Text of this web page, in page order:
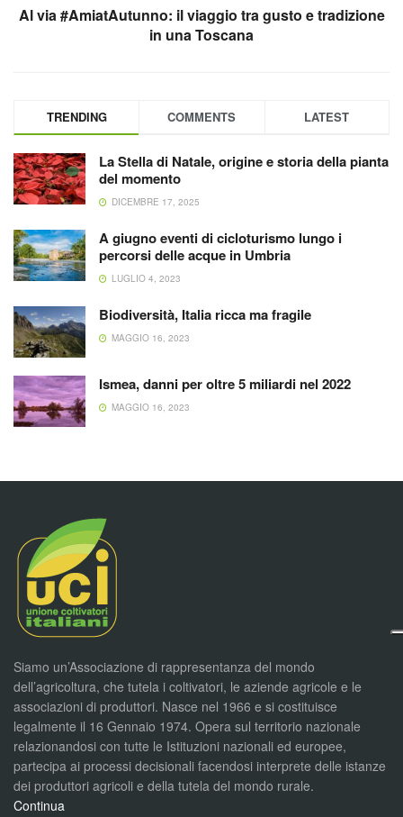
Al via #AmiatAutunno: il viaggio tra gusto e tradizione
in una Toscana
TRENDING COMMENTS LATEST
La Stella di Natale, origine e storia della pianta
del momento
DICEMBRE 17, 2025
A giugno eventi di cicloturismo lungo i
percorsi delle acque in Umbria
LUGLIO 4, 2023
Biodiversità, Italia ricca ma fragile
MAGGIO 16, 2023
Ismea, danni per oltre 5 miliardi nel 2022
MAGGIO 16, 2023
Siamo un’Associazione di rappresentanza del mondo
dell’agricoltura, che tutela i coltivatori, le aziende agricole e le
associazioni di produttori. Nasce nel 1966 e si costituisce
legalmente il 16 Gennaio 1974. Opera sul territorio nazionale
relazionandosi con tutte le Istituzioni nazionali ed europee,
partecipa ai processi decisionali facendosi interprete delle istanze
dei produttori agricoli e della tutela del mondo rurale.
Continua